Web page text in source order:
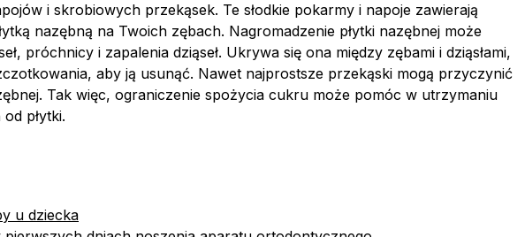
i skrobiowych przekąsek. Te słodkie pokarmy i napoje zawierają
nazębną na Twoich zębach. Nagromadzenie płytki nazębnej może
próchnicy i zapalenia dziąseł. Ukrywa się ona między zębami i dziąsłami,
aby ją usunąć. Nawet najprostsze przekąski mogą przyczynić
Tak więc, ograniczenie spożycia cukru może pomóc w utrzymaniu
płytki.
u dziecka